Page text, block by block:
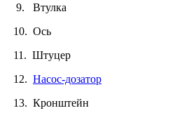
9. Втулка
10. Ось
11. Штуцер
12. Насос-дозатор
13. Кронштейн